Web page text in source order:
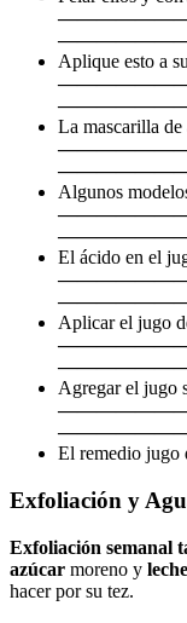
Aplique esto a
La mascarilla
Algunos
El ácido en el
Aplicar el jugo
Agregar el jugo
El remedio jugo
Exfoliación y
Exfoliación semanal
azúcar moreno y leche
hacer por su tez.